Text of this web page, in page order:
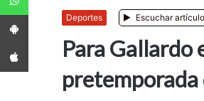
Deportes Escuchar artículo
Para Gallardo
pretemporada
App Android